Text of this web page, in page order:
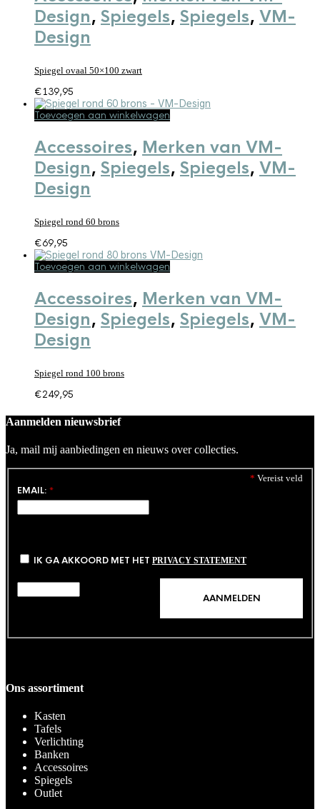
Design, Spiegels, Spiegels, VM-
Design
Spiegel ovaal 50×100 zwart
€139,95
Toevoegen aan winkelwagen
Accessoires, Merken van VM-
Design, Spiegels, Spiegels, VM-
Design
Spiegel rond 60 brons
€69,95
Toevoegen aan winkelwagen
Accessoires, Merken van VM-
Design, Spiegels, Spiegels, VM-
Design
Spiegel rond 100 brons
€249,95
Aanmelden nieuwsbrief
Ja, mail mij aanbiedingen en nieuws over collecties.
* Vereist veld
EMAIL: *
IK GA AKKOORD MET HET PRIVACY STATEMENT
Ons assortiment
Kasten
Tafels
Verlichting
Banken
Accessoires
Spiegels
Outlet